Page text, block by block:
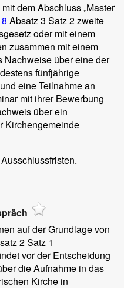
dem Abschluss „Master
Absatz 3 Satz 2 zweite
oder mit einem
zusammen mit einem
Nachweise über eine der
fünfjährige
eine Teilnahme an
mit ihrer Bewerbung
über ein
Kirchengemeinde
auf der Grundlage von
2 Satz 1
vor der Entscheidung
die Aufnahme in das
Kirche in